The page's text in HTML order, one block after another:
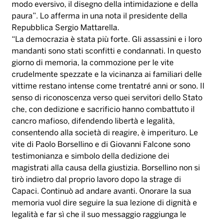
modo eversivo, il disegno della intimidazione e della
paura”. Lo afferma in una nota il presidente della
Repubblica Sergio Mattarella.
“La democrazia è stata più forte. Gli assassini e i loro
mandanti sono stati sconfitti e condannati. In questo
giorno di memoria, la commozione per le vite
crudelmente spezzate e la vicinanza ai familiari delle
vittime restano intense come trentatré anni or sono. Il
senso di riconoscenza verso quei servitori dello Stato
che, con dedizione e sacrificio hanno combattuto il
cancro mafioso, difendendo libertà e legalità,
consentendo alla società di reagire, è imperituro. Le
vite di Paolo Borsellino e di Giovanni Falcone sono
testimonianza e simbolo della dedizione dei
magistrati alla causa della giustizia. Borsellino non si
tirò indietro dal proprio lavoro dopo la strage di
Capaci. Continuò ad andare avanti. Onorare la sua
memoria vuol dire seguire la sua lezione di dignità e
legalità e far sì che il suo messaggio raggiunga le